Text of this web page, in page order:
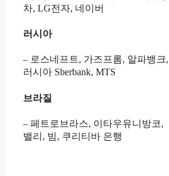
차, LG전자, 네이버
러시아
– 로스네프트, 가즈프롬, 알파뱅크,
러시아 Sberbank, MTS
브라질
– 페트로브라스, 이타우유니방코,
밸리, 빔, 쿠리티바 은행